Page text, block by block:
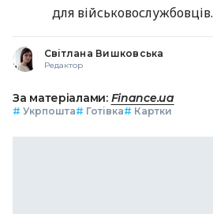
для військовослужбовців.
Світлана Вишковська
Редактор
За матеріалами: Finance.ua
# Укрпошта# Готівка# Картки